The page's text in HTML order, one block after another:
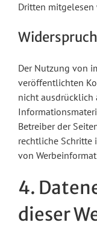
Dritten mitgelesen
Der Nutzung von
veröffentlichten
nicht ausdrücklich
Betreiber der
rechtliche Schritte
von
4.
dieser